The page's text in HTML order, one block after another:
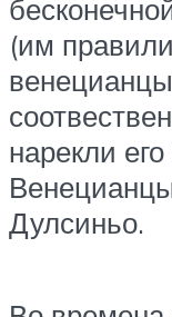
(им
нарекли
Дулсиньо.